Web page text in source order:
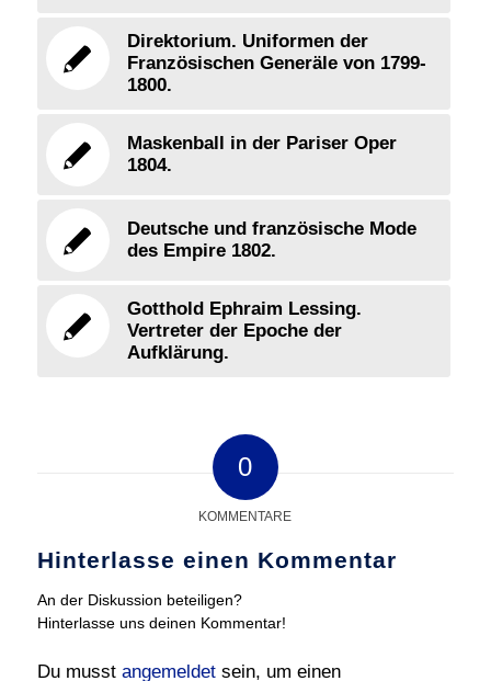
Direktorium. Uniformen der
Französischen Generäle von 1799-
1800.
Maskenball in der Pariser Oper
1804.
Deutsche und französische Mode
des Empire 1802.
Gotthold Ephraim Lessing.
Vertreter der Epoche der
Aufklärung.
0
KOMMENTARE
Hinterlasse einen Kommentar
An der Diskussion beteiligen?
Hinterlasse uns deinen Kommentar!
Du musst angemeldetsein, um einen